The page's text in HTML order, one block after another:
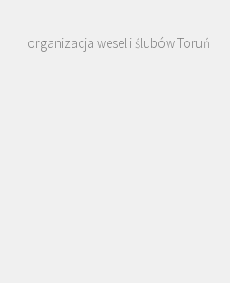
organizacja wesel i ślubów Toruń